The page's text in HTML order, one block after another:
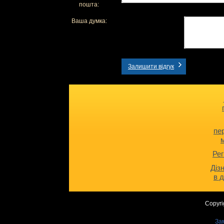
пошта:
Ваша думка:
Залишити відгук
в